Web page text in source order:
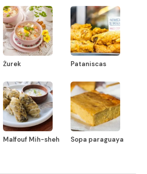
Żurek Pataniscas
Malfouf Mih-sheh Sopa paraguaya